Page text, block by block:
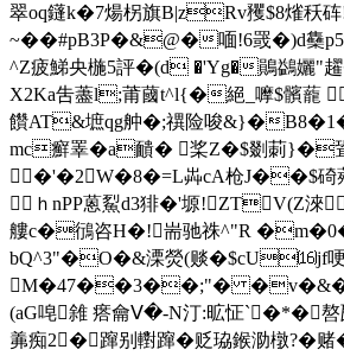
翠oq鑝k�7煬柺旗B|zRv矡$8熦秗
~��#pB3P�&@�喕!6罭�)d雧
^Z疲鮷央椸5評�(d �'Yg�鶰鷁
X2Ka吿藎l;莆蔮t^l{�絕_嚤$髕蘢
饡AT&墌qg舯�;禩险唆&}�
mc癬睪�a靧� 桨Z�$剟莿}�聓
�'�2W�8�=L芔cA枪J��$碕薞
ｈnPP蒽鮤d3猅�'塬!ZTV(Z淶
艛c�鴴咨H�!耑驰祩^"R
bQ^3"�O�&溧熒(赕�$cU⒃jf哽
M�47��3��;"� �v�&�/鮿 轳
(aG唣雓 瘩龠Ⅴ�-N汀:昿怔`�*�
羛痴2�蹿别轛蹿�贬珕鍭泐橔?�